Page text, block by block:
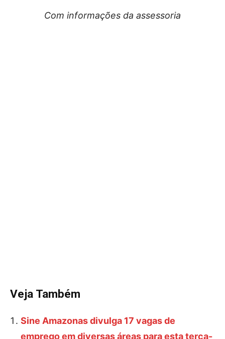
Com informações da assessoria
Veja Também
Sine Amazonas divulga 17 vagas de
emprego em diversas áreas para esta terça-